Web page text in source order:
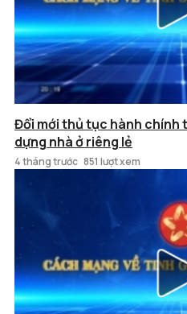
Đổi mới thủ tục hành chính
dựng nhà ở riêng lẻ
4 tháng trước 851 lượt xem